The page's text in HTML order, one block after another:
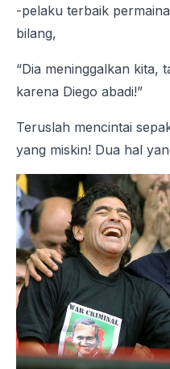
-pelaku terbaik
bilang,
“Dia meninggalkan kita,
karena Diego abadi!”
Teruslah mencintai
yang miskin! Dua hal